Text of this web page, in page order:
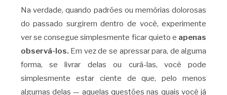
Na verdade, quando padrões ou memórias dolorosas
do passado surgirem dentro de você, experimente
ver se consegue simplesmente ficar quieto e apenas
observá-los. Em vez de se apressar para, de alguma
forma, se livrar delas ou curá-las, você pode
simplesmente estar ciente de que, pelo menos
algumas delas — aquelas questões nas quais você já